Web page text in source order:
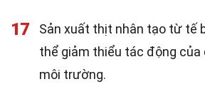
17
Sản xuất thịt nhân tạo từ tế
thể giảm thiểu tác động của
môi trường.